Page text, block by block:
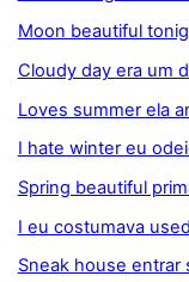
Moon beautiful
Cloudy day era um
Loves summer ela
I hate winter eu
Spring beautiful
I eu costumava
Sneak house entrar